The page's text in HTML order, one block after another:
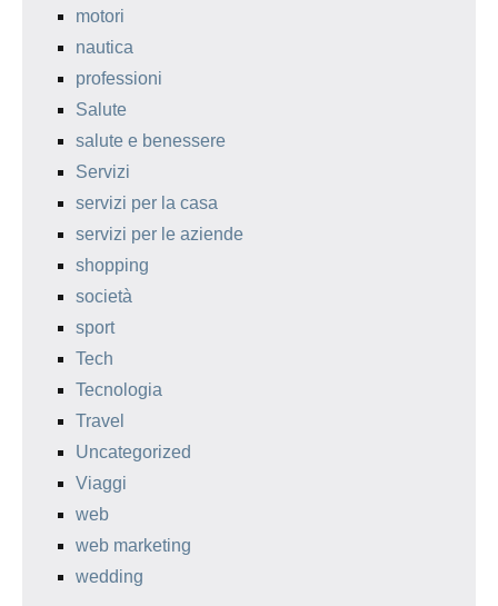
motori
nautica
professioni
Salute
salute e benessere
Servizi
servizi per la casa
servizi per le aziende
shopping
società
sport
Tech
Tecnologia
Travel
Uncategorized
Viaggi
web
web marketing
wedding